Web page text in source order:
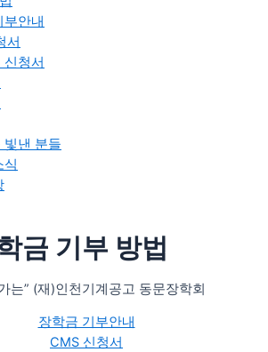
부안내​
서
신청서
빛낸 분들​
식
금 기부 방법
는” (재)인천기계공고 동문장학회
장학금 기부안내​
CMS 신청서